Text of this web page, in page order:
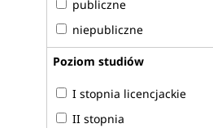
publiczne
niepubliczne
Poziom studiów
I stopnia licencjackie
II stopnia